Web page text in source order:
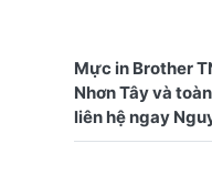
Mực in Brother
Nhơn Tây và